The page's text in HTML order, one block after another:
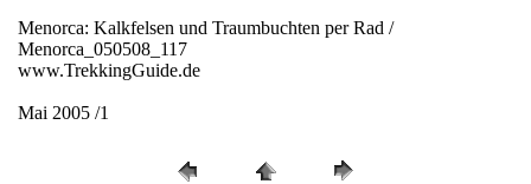
Menorca: Kalkfelsen und Traumbuchten per Rad /
Menorca_050508_117
www.TrekkingGuide.de
Mai 2005 /1